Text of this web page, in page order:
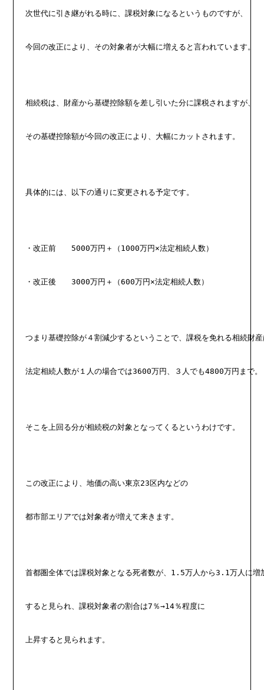
次世代に引き継がれる時に、課税対象になるというものですが、
今回の改正により、その対象者が大幅に増えると言われています。
相続税は、財産から基礎控除額を差し引いた分に課税されますが、
その基礎控除額が今回の改正により、大幅にカットされます。
具体的には、以下の通りに変更される予定です。
・改正前　　5000万円＋（1000万円×法定相続人数）
・改正後　　3000万円＋（600万円×法定相続人数）
つまり基礎控除が４割減少するということで、課税を免れる相続財
法定相続人数が１人の場合では3600万円、３人でも4800万円まで。
そこを上回る分が相続税の対象となってくるというわけです。
この改正により、地価の高い東京23区内などの
都市部エリアでは対象者が増えて来きます。
首都圏全体では課税対象となる死者数が、1.5万人から3.1万人に増
すると見られ、課税対象者の割合は7％→14％程度に
上昇すると見られます。